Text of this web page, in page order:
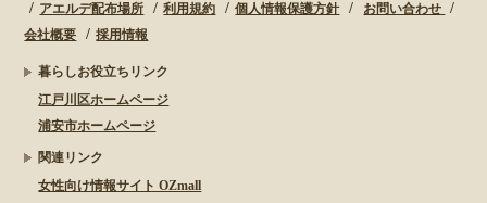
アエルデ配布場所 利用規約 個人情報保護方針
お問い合わせ
会社概要
採用情報
暮らしお役立ちリンク
江戸川区ホームページ
浦安市ホームページ
関連リンク
女性向け情報サイト OZmall